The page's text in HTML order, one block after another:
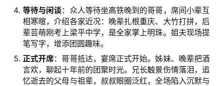
等待与闲谈 ：众人等待坐高铁晚到的哥哥，席间小辈互
相寒暄，介绍各家近况：晚辈扎根重庆、大竹打拼，后
辈芸萌刚考上梁平中学，是全家掌上明珠。姐夫现场提
笔写字，增添团圆趣味。
正式开席：哥哥抵达，宴席正式开始。姊妹、晚辈把酒
言欢，聊起十年前的团聚时光。兄长触景伤情落泪，追
忆逝去的父母与祖辈，叔叔眼圈泛红，全场陷入沉默与